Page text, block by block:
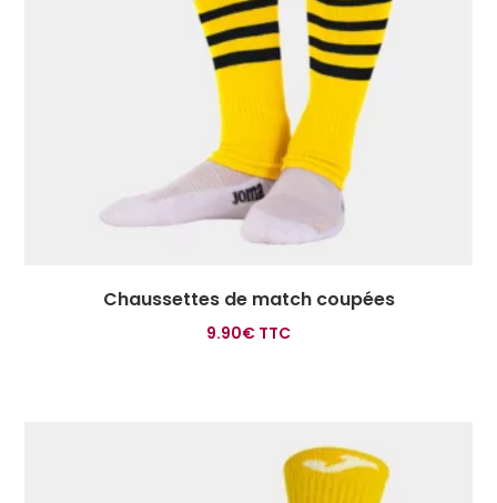
Chaussettes de match coupées
9.90€ TTC